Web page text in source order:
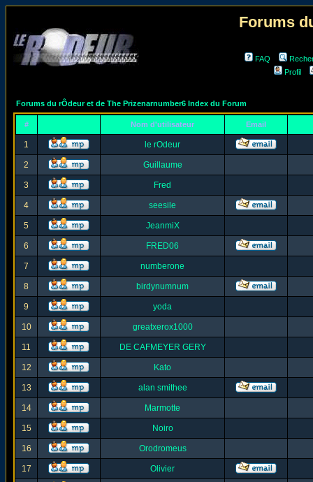
Forums
FAQ
Profil
Forums du rÔdeur et de The Prizenarnumber6 Index du Forum
# Nom d'utilisateur Email
1 le rOdeur
2 Guillaume
3 Fred
4 seesile
5 JeanmiX
6 FRED06
7 numberone
8 birdynumnum
9 yoda
10 greatxerox1000
11 DE CAFMEYER GERY
12 Kato
13 alan smithee
14 Marmotte
15 Noiro
16 Orodromeus
17 Olivier